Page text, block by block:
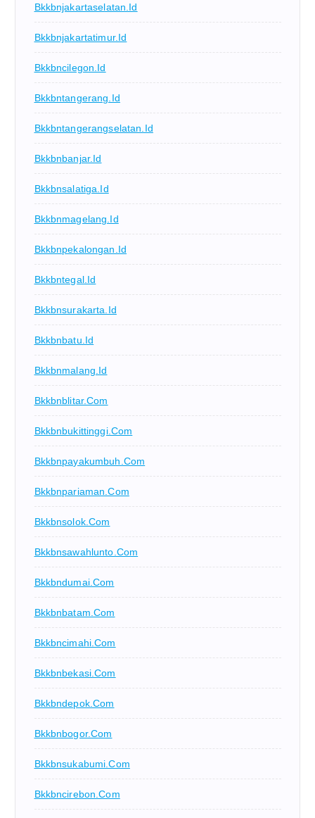
Bkkbnjakartaselatan.id
Bkkbnjakartatimur.id
Bkkbncilegon.id
Bkkbntangerang.id
Bkkbntangerangselatan.id
Bkkbnbanjar.id
Bkkbnsalatiga.id
Bkkbnmagelang.id
Bkkbnpekalongan.id
Bkkbntegal.id
Bkkbnsurakarta.id
Bkkbnbatu.id
Bkkbnmalang.id
Bkkbnblitar.com
Bkkbnbukittinggi.com
Bkkbnpayakumbuh.com
Bkkbnpariaman.com
Bkkbnsolok.com
Bkkbnsawahlunto.com
Bkkbndumai.com
Bkkbnbatam.com
Bkkbncimahi.com
Bkkbnbekasi.com
Bkkbndepok.com
Bkkbnbogor.com
Bkkbnsukabumi.com
Bkkbncirebon.com